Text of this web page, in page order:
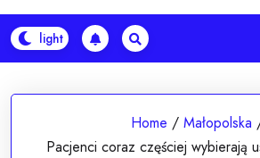
Home / Małopolska
Pacjenci coraz częściej wybierają